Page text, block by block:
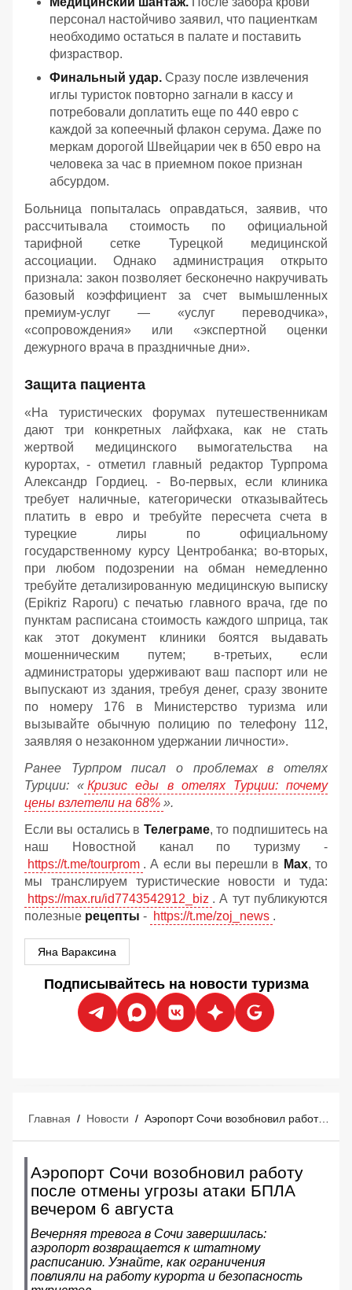
персонал настойчиво заявил, что пациенткам
необходимо остаться в палате и поставить
физраствор.
Финальный удар. Сразу после извлечения
иглы туристок повторно загнали в кассу и
потребовали доплатить еще по 440 евро с
каждой за копеечный флакон серума. Даже по
меркам дорогой Швейцарии чек в 650 евро на
человека за час в приемном покое признан
абсурдом.
Больница попыталась оправдаться, заявив, что
рассчитывала стоимость по официальной
тарифной сетке Турецкой медицинской
ассоциации. Однако администрация открыто
признала: закон позволяет бесконечно накручивать
базовый коэффициент за счет вымышленных
премиум-услуг — «услуг переводчика»,
«сопровождения» или «экспертной оценки
дежурного врача в праздничные дни».
Защита пациента
«На туристических форумах путешественникам
дают три конкретных лайфхака, как не стать
жертвой медицинского вымогательства на
курортах, - отметил главный редактор Турпрома
Александр Гордиец. - Во-первых, если клиника
требует наличные, категорически отказывайтесь
платить в евро и требуйте пересчета счета в
турецкие лиры по официальному
государственному курсу Центробанка; во-вторых,
при любом подозрении на обман немедленно
требуйте детализированную медицинскую выписку
(Epikriz Raporu) с печатью главного врача, где по
пунктам расписана стоимость каждого шприца, так
как этот документ клиники боятся выдавать
мошенническим путем; в-третьих, если
администраторы удерживают ваш паспорт или не
выпускают из здания, требуя денег, сразу звоните
по номеру 176 в Министерство туризма или
вызывайте обычную полицию по телефону 112,
заявляя о незаконном удержании личности».
Ранее Турпром писал о проблемах в отелях
Турции: « Кризис еды в отелях Турции: почему
цены взлетели на 68% ».
Если вы остались в Телеграме, то подпишитесь на
наш Новостной канал по туризму -
https://t.me/tourprom . А если вы перешли в Мах, то
мы транслируем туристические новости и туда:
https://max.ru/id7743542912_biz . А тут публикуются
полезные рецепты - https://t.me/zoj_news .
Яна Вараксина
Подписывайтесь на новости туризма
Главная / Новости / Аэропорт Сочи возобновил работу после отмены угрозы атаки БПЛА вечером 6 августа
Аэропорт Сочи возобновил работу
после отмены угрозы атаки БПЛА
вечером 6 августа
Вечерняя тревога в Сочи завершилась:
аэропорт возвращается к штатному
расписанию. Узнайте, как ограничения
повлияли на работу курорта и безопасность